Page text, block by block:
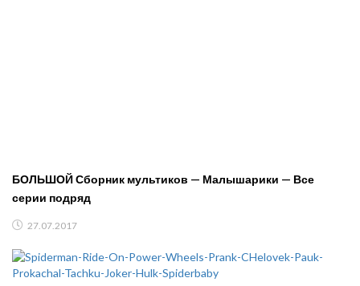
БОЛЬШОЙ Сборник мультиков — Малышарики — Все
серии подряд
27.07.2017